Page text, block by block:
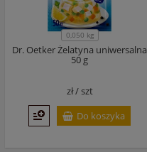
0,050 kg
Dr. Oetker Żelatyna uniwersalna
50 g
zł /szt
Do koszyka